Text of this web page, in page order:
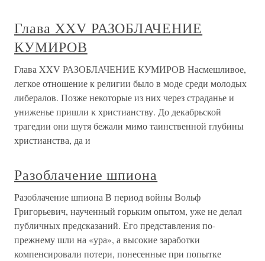
Глава XXV РАЗОБЛАЧЕНИЕ
КУМИРОВ
Глава XXV РАЗОБЛАЧЕНИЕ КУМИРОВ Насмешливое,
легкое отношение к религии было в моде среди молодых
либералов. Позже некоторые из них через страданье и
униженье пришли к христианству. До декабрьской
трагедии они шутя бежали мимо таинственной глубины
христианства, да и
Разоблачение шпиона
Разоблачение шпиона В период войны Вольф
Григорьевич, наученный горьким опытом, уже не делал
публичных предсказаний. Его представления по-
прежнему шли на «ура», а высокие заработки
компенсировали потери, понесенные при попытке